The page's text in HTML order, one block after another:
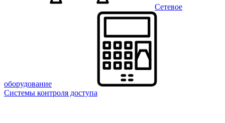
Сетевое
оборудование
Системы контроля доступа